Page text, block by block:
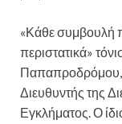
«Κάθε συμβουλή
περιστατικά»
Παπαπροδρόμου,
Διευθυντής της
Εγκλήματος. Ο